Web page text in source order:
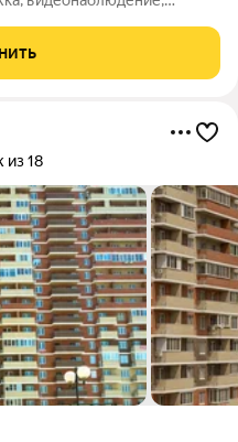
детские сады, школы.
из 18